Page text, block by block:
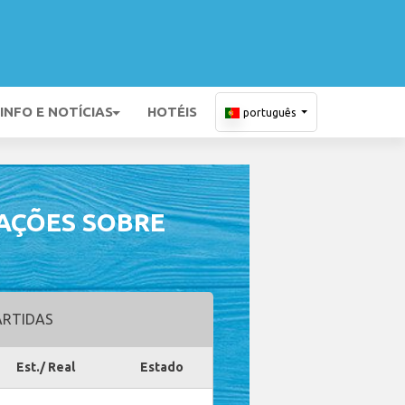
INFO E NOTÍCIAS HOTÉIS português
SOBRE
Est./ Real Estado